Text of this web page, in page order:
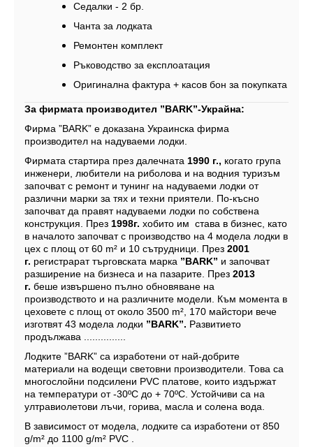
Седалки - 2 бр.
Чанта за лодката
Ремонтен комплект
Ръководство за експлоатация
Оригинална фактура + касов бон за покупката
За фирмата производител ”BARK”-Украйна:
Фирма ”BARK” е доказана Украинска фирма
производител на надуваеми лодки.
Фирмата стартира през далечната 1990 г., когато група
инженери, любители на риболова и на водния туризъм
започват с ремонт и тунинг на надуваеми лодки от
различни марки за тях и техни приятели. По-късно
започват да правят надуваеми лодки по собствена
конструкция. През 1998г. хобито им става в бизнес, като
в началото започват с производство на 4 модела лодки в
цех с площ от 60 m² и 10 сътрудници. През 2001
г. регистрарат търговската марка ”BARK” и започват
разширение на бизнеса и на пазарите. През 2013
г. беше извършено пълно обновяване на
производството и на различните модели. Към момента в
цеховете с площ от около 3500 m², 170 майстори вече
изготвят 43 модела лодки ”BARK”. Развитието
продължава ...............
Лодките ”BARK” са изработени от най-добрите
материали на водещи световни производители. Това са
многослойни подсилени PVC платове, които издържат
на температури от -30ºС до + 70ºС. Устойчиви са на
ултравиолетови лъчи, горива, масла и солена вода.
В зависимост от модела, лодките са изработени от 850
g/m² до 1100 g/m² PVC .